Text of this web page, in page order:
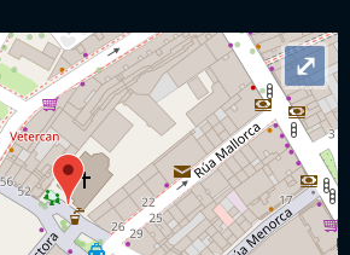
⤢